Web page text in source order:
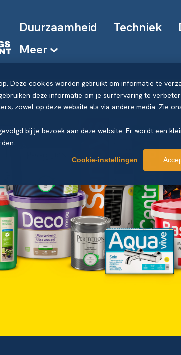
Deze cookies worden gebruikt om informatie te
deze informatie om je surfervaring te
zowel op deze website als via andere media. Zie
bij je bezoek aan deze website. Er wordt een
Cookie-instellingen
Duurzaamheid Techniek
Meer